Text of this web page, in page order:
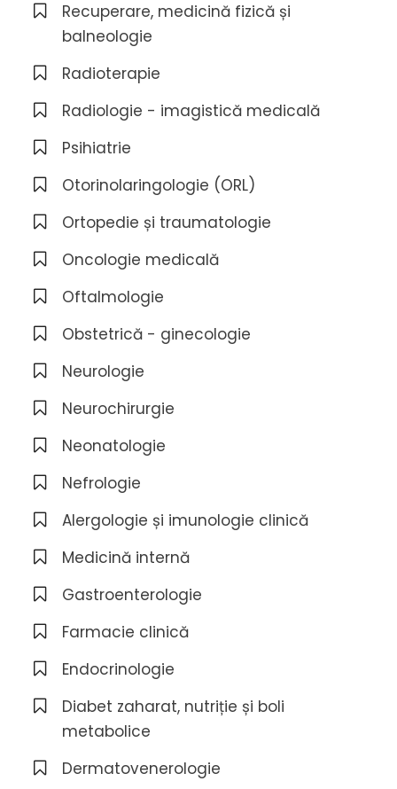
Recuperare, medicină fizică și
balneologie
Radioterapie
Radiologie - imagistică medicală
Psihiatrie
Otorinolaringologie (ORL)
Ortopedie și traumatologie
Oncologie medicală
Oftalmologie
Obstetrică - ginecologie
Neurologie
Neurochirurgie
Neonatologie
Nefrologie
Alergologie și imunologie clinică
Medicină internă
Gastroenterologie
Farmacie clinică
Endocrinologie
Diabet zaharat, nutriție și boli
metabolice
Dermatovenerologie